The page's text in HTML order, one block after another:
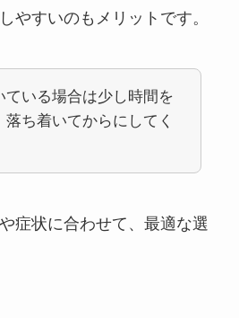
やすいのもメリットです。
ている場合は少し時間を
落ち着いてからにしてく
症状に合わせて、最適な選